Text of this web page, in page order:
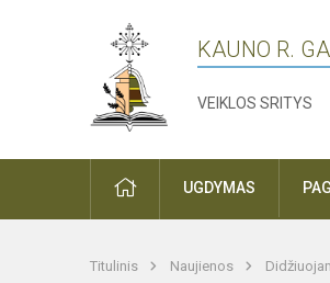
KAUNO R.
VEIKLOS SRITYS
PRADŽIAUGDYMAS
Titulinis Naujienos